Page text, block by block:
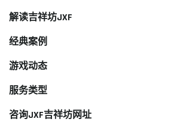
解读吉祥坊JXF
经典案例
游戏动态
服务类型
咨询JXF吉祥坊网址